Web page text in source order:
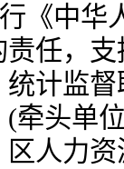
《中华
任，
计监
(牵头单
人力